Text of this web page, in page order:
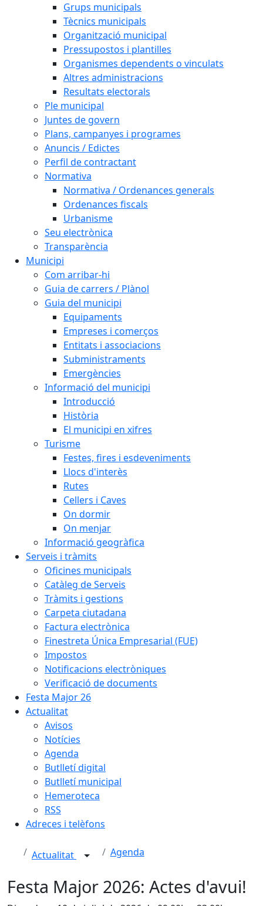
Grups municipals
Tècnics municipals
Organització municipal
Pressupostos i plantilles
Organismes dependents o vinculats
Altres administracions
Resultats electorals
Ple municipal
Juntes de govern
Plans, campanyes i programes
Anuncis / Edictes
Perfil de contractant
Normativa
Normativa / Ordenances generals
Ordenances fiscals
Urbanisme
Seu electrònica
Transparència
Municipi
Com arribar-hi
Guia de carrers / Plànol
Guia del municipi
Equipaments
Empreses i comerços
Entitats i associacions
Subministraments
Emergències
Informació del municipi
Introducció
Història
El municipi en xifres
Turisme
Festes, fires i esdeveniments
Llocs d'interès
Rutes
Cellers i Caves
On dormir
On menjar
Informació geogràfica
Serveis i tràmits
Oficines municipals
Catàleg de Serveis
Tràmits i gestions
Carpeta ciutadana
Factura electrònica
Finestreta Única Empresarial (FUE)
Impostos
Notificacions electròniques
Verificació de documents
Festa Major 26
Actualitat
Avisos
Notícies
Agenda
Butlletí digital
Butlletí municipal
Hemeroteca
RSS
Adreces i telèfons
Actualitat Agenda
Festa Major 2026: Actes d'avui!